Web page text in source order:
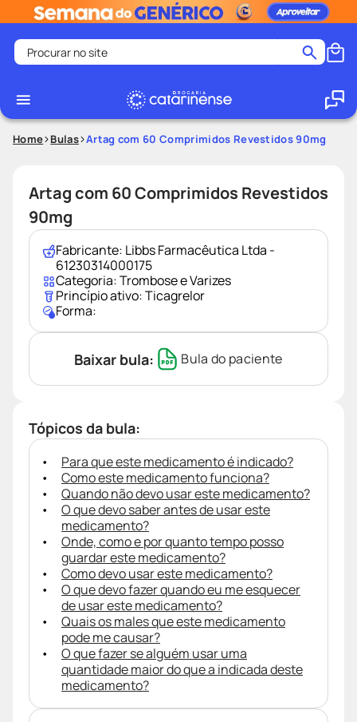
Procurar no site
1
2º
medley
4º
5º
ozivy
6º
protetor solar
desodorante
fralda pampers
10º
Home Bulas Artag com 60 Comprimidos Revestidos 90mg
Artag com 60 Comprimidos Revestidos
90mg
Fabricante: Libbs Farmacêutica Ltda -
61230314000175
Categoria:Trombose e Varizes
Princípio ativo:Ticagrelor
Forma:
Baixar bula: Bula do paciente
Tópicos da bula:
Para que este medicamento é indicado?
Como este medicamento funciona?
Quando não devo usar este medicamento?
O que devo saber antes de usar este
medicamento?
Onde, como e por quanto tempo posso
guardar este medicamento?
Como devo usar este medicamento?
O que devo fazer quando eu me esquecer
de usar este medicamento?
Quais os males que este medicamento
pode me causar?
O que fazer se alguém usar uma
quantidade maior do que a indicada deste
medicamento?